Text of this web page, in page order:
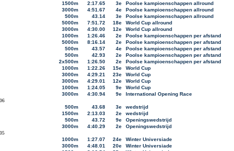
1500m
2:17.65 3e Poolse kampioenschappen allround
3000m
4:51.67 4e Poolse kampioenschappen allround
500m
43.14 3e Poolse kampioenschappen allround
5000m
7:51.72 18e World Cup allround
3000m
4:30.00 12e World Cup allround
1000m
1:26.46 2e Poolse kampioenschappen per afstand
5000m
8:16.14 2e Poolse kampioenschappen per afstand
500m
43.57 4e Poolse kampioenschappen per afstand
500m
42.93 2e Poolse kampioenschappen per afstand
2x500m
1:26.50 2e Poolse kampioenschappen per afstand
1000m
1:22.26 15e World Cup
3000m
4:29.21 23e World Cup
3000m
4:29.01 12e World Cup
1000m
1:24.05 9e World Cup
3000m
4:30.94 9e International Opening Race
500m
43.68 3e wedstrijd
1500m
2:13.03 2e wedstrijd
500m
43.72 9e Openingswedstrijd
3000m
4:40.29 2e Openingswedstrijd
1000m
1:27.07 24e Winter Universiade
3000m
4:48.01 20e Winter Universiade